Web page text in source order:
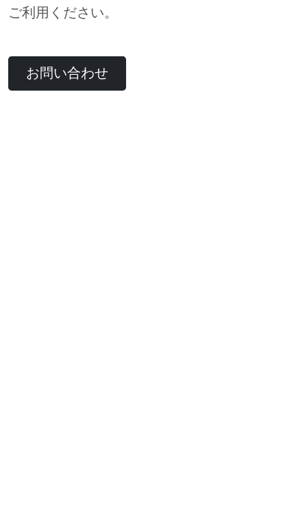
ご利用ください。
お問い合わせ